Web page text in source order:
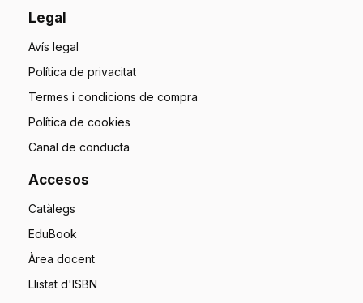
Legal
Avís legal
Política de privacitat
Termes i condicions de compra
Política de cookies
Canal de conducta
Accesos
Catàlegs
EduBook
Àrea docent
Llistat d'ISBN